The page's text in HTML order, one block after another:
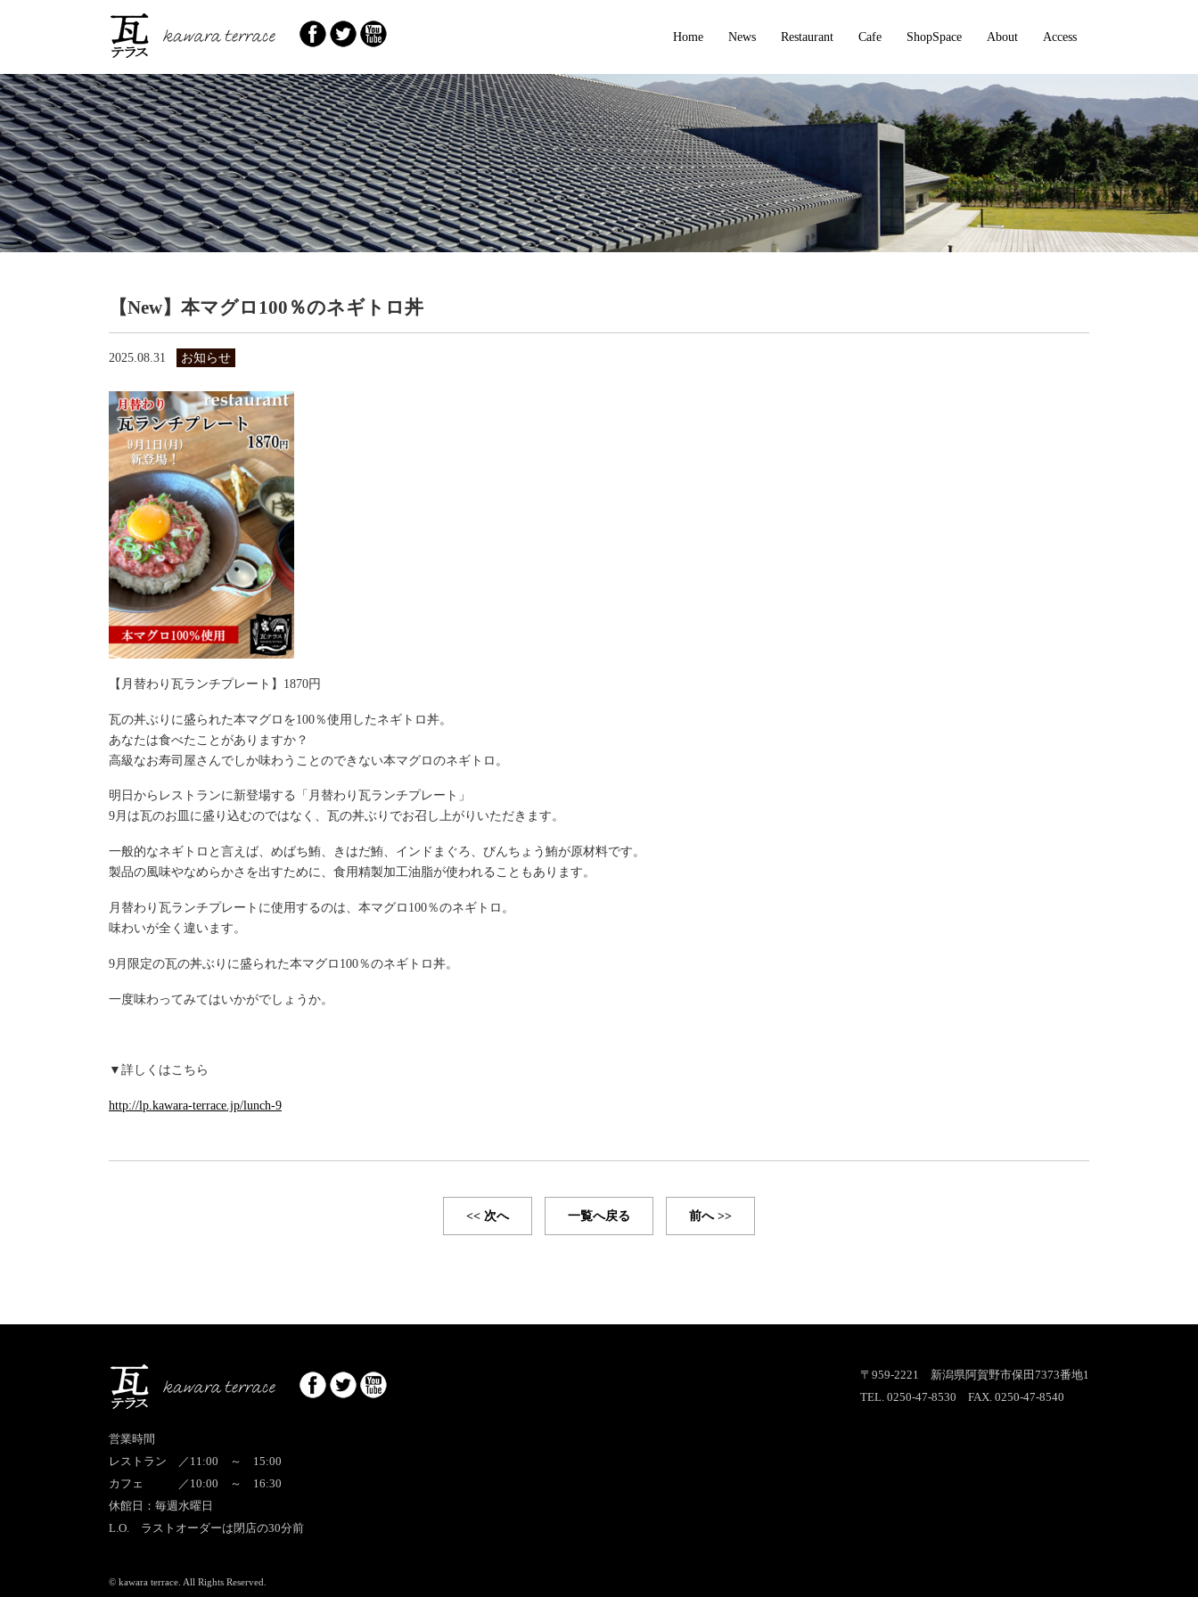
Home News Restaurant Cafe ShopSpace About Access
【New】本マグロ100％のネギトロ丼
2025.08.31 お知らせ
【月替わり瓦ランチプレート】1870円
瓦の丼ぶりに盛られた本マグロを100％使用したネギトロ丼。
あなたは食べたことがありますか？
高級なお寿司屋さんでしか味わうことのできない本マグロのネギトロ。
明日からレストランに新登場する「月替わり瓦ランチプレート」
9月は瓦のお皿に盛り込むのではなく、瓦の丼ぶりでお召し上がりいただきます。
一般的なネギトロと言えば、めばち鮪、きはだ鮪、インドまぐろ、びんちょう鮪が原材料です。
製品の風味やなめらかさを出すために、食用精製加工油脂が使われることもあります。
月替わり瓦ランチプレートに使用するのは、本マグロ100％のネギトロ。
味わいが全く違います。
9月限定の瓦の丼ぶりに盛られた本マグロ100％のネギトロ丼。
一度味わってみてはいかがでしょうか。
▼詳しくはこちら
http://lp.kawara-terrace.jp/lunch-9
<< 次へ 一覧へ戻る 前へ >>
営業時間
レストラン
／11:00 ～ 15:00
カフェ
／10:00 ～ 16:30
休館日：毎週水曜日
L.O. ラストオーダーは閉店の30分前
© kawara terrace. All Rights Reserved.
〒959-2221 新潟県阿賀野市保田7373番地1
TEL. 0250-47-8530 FAX. 0250-47-8540